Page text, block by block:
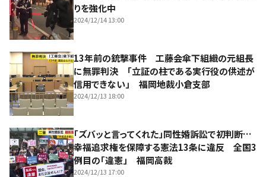
りを強化中
2024/12/14 13:00
13年前の銃撃事件 工藤会傘下組織の元組長
に無罪判決 「立証の柱である実行役の供述が
信用できない」 福岡地裁小倉支部
2024/12/13 18:00
「ズバッと言ってくれた」同性婚訴訟で初判断…
幸福追求権を保障する憲法13条に違反 全国3
例目の「違憲」 福岡高裁
2024/12/13 17:00